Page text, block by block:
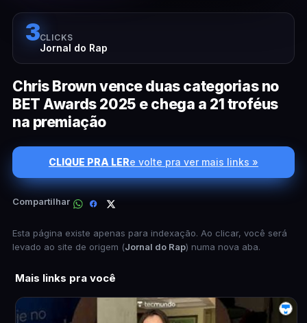
3CLICKS
Jornal do Rap
Chris Brown vence duas categorias no
BET Awards 2025 e chega a 21 troféus
na premiação
CLIQUE PRA LERe volte pra ver mais links »
Compartilhar
Esta página existe apenas para indexação. Ao clicar, você será
levado ao site de origem (Jornal do Rap) numa nova aba.
Mais links pra você